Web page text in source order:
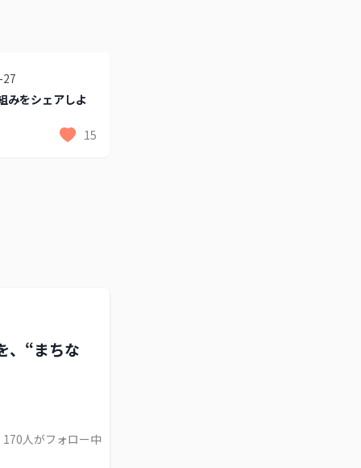
みをシェアしよ
15
、“まちな
170人がフォロー中